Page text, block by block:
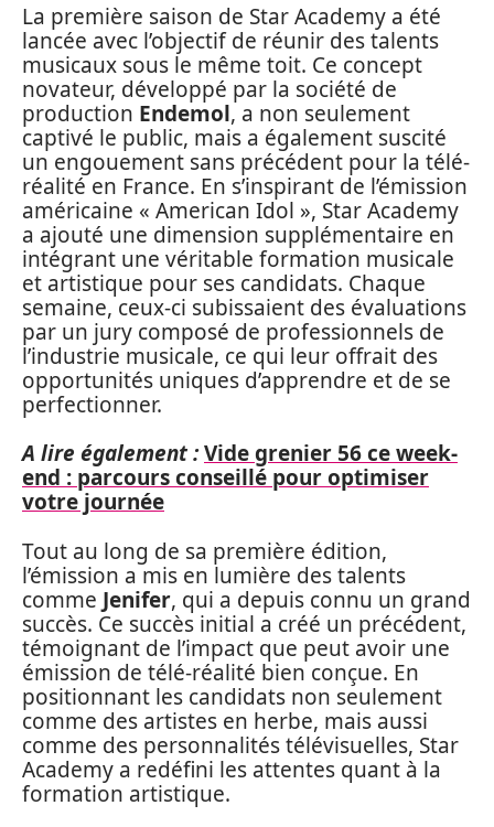
La première saison de Star Academy a été
lancée avec l’objectif de réunir des talents
musicaux sous le même toit. Ce concept
novateur, développé par la société de
production Endemol, a non seulement
captivé le public, mais a également suscité
un engouement sans précédent pour la télé-
réalité en France. En s’inspirant de l’émission
américaine « American Idol », Star Academy
a ajouté une dimension supplémentaire en
intégrant une véritable formation musicale
et artistique pour ses candidats. Chaque
semaine, ceux-ci subissaient des évaluations
par un jury composé de professionnels de
l’industrie musicale, ce qui leur offrait des
opportunités uniques d’apprendre et de se
perfectionner.
A lire également :Vide grenier 56 ce week-
end : parcours conseillé pour optimiser
votre journée
Tout au long de sa première édition,
l’émission a mis en lumière des talents
comme Jenifer, qui a depuis connu un grand
succès. Ce succès initial a créé un précédent,
témoignant de l’impact que peut avoir une
émission de télé-réalité bien conçue. En
positionnant les candidats non seulement
comme des artistes en herbe, mais aussi
comme des personnalités télévisuelles, Star
Academy a redéfini les attentes quant à la
formation artistique.